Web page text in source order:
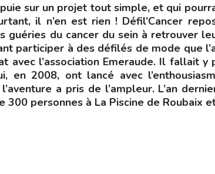
sur un projet tout simple, et qui
il n’en est rien ! Défil’Cancer
guéries du cancer du sein à retrouver
participer à des défilés de mode que
avec l’association Emeraude. Il fallait y
en 2008, ont lancé avec
a pris de l’ampleur. L’an
300 personnes à La Piscine de Roubaix